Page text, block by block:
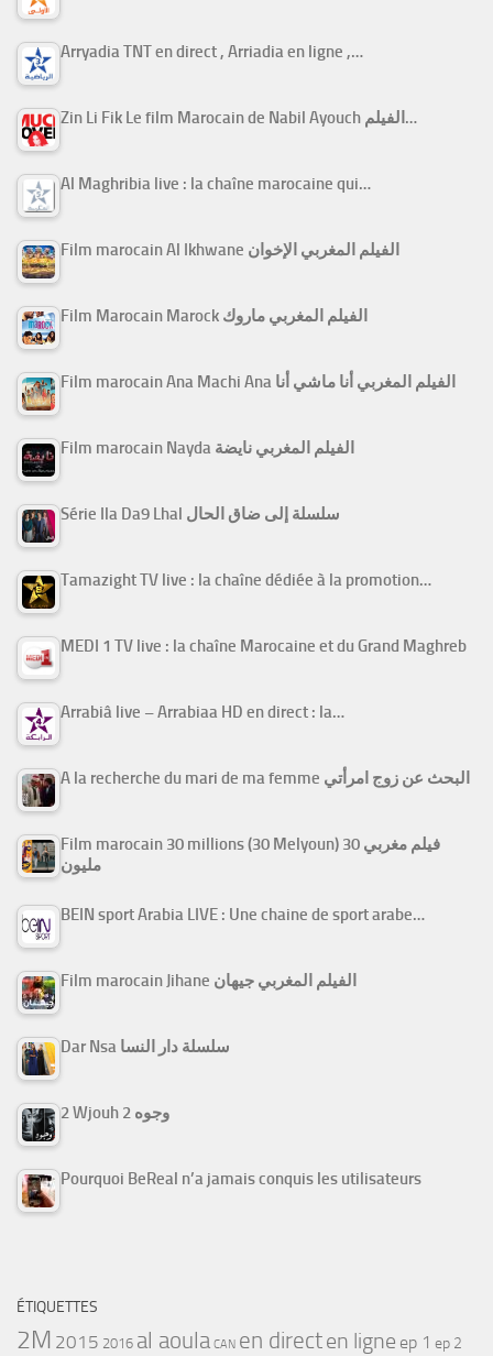
Arryadia TNT en direct , Arriadia en ligne ,…
Zin Li Fik Le film Marocain de Nabil Ayouch الفيلم…
Al Maghribia live : la chaîne marocaine qui…
Film marocain Al Ikhwane الفيلم المغربي الإخوان
Film Marocain Marock الفيلم المغربي ماروك
Film marocain Ana Machi Ana الفيلم المغربي أنا ماشي أنا
Film marocain Nayda الفيلم المغربي نايضة
Série Ila Da9 Lhal سلسلة إلى ضاق الحال
Tamazight TV live : la chaîne dédiée à la promotion…
MEDI 1 TV live : la chaîne Marocaine et du Grand Maghreb
Arrabiâ live – Arrabiaa HD en direct : la…
A la recherche du mari de ma femme البحث عن زوج امرأتي
Film marocain 30 millions (30 Melyoun) فيلم مغربي 30
مليون
BEIN sport Arabia LIVE : Une chaine de sport arabe…
Film marocain Jihane الفيلم المغربي جيهان
Dar Nsa سلسلة دار النسا
2 Wjouh 2 وجوه
Pourquoi BeReal n’a jamais conquis les utilisateurs
ÉTIQUETTES
2M 2015 2016 al aoula CAN en directen ligne ep 1 ep 2